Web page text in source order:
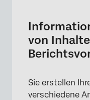
Trennlinie
von
Sie erstellen
verschiedene